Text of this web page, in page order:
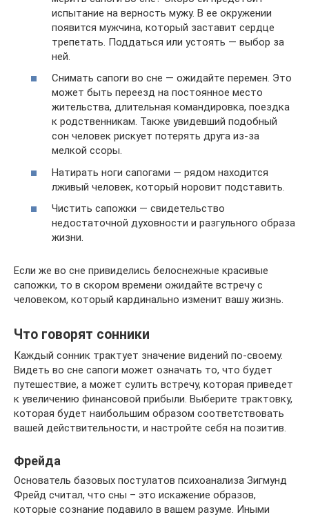
испытание на верность мужу. В ее окружении
появится мужчина, который заставит сердце
трепетать. Поддаться или устоять — выбор за
ней.
Снимать сапоги во сне — ожидайте перемен. Это
может быть переезд на постоянное место
жительства, длительная командировка, поездка
к родственникам. Также увидевший подобный
сон человек рискует потерять друга из-за
мелкой ссоры.
Натирать ноги сапогами — рядом находится
лживый человек, который норовит подставить.
Чистить сапожки — свидетельство
недостаточной духовности и разгульного образа
жизни.
Если же во сне привиделись белоснежные красивые
сапожки, то в скором времени ожидайте встречу с
человеком, который кардинально изменит вашу жизнь.
Что говорят сонники
Каждый сонник трактует значение видений по-своему.
Видеть во сне сапоги может означать то, что будет
путешествие, а может сулить встречу, которая приведет
к увеличению финансовой прибыли. Выберите трактовку,
которая будет наибольшим образом соответствовать
вашей действительности, и настройте себя на позитив.
Фрейда
Основатель базовых постулатов психоанализа Зигмунд
Фрейд считал, что сны – это искажение образов,
которые сознание подавило в вашем разуме. Иными